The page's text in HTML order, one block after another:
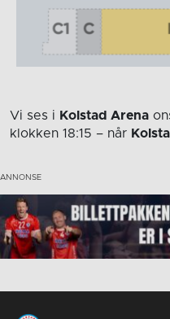
Vi ses i Kolstad Arena
klokken 18:15 – når